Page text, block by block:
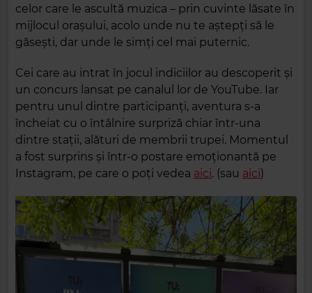
celor care le ascultă muzica – prin cuvinte lăsate în
mijlocul orașului, acolo unde nu te aștepți să le
găsești, dar unde le simți cel mai puternic.
Cei care au intrat în jocul indiciilor au descoperit și
un concurs lansat pe canalul lor de YouTube. Iar
pentru unul dintre participanți, aventura s-a
încheiat cu o întâlnire surpriză chiar într-una
dintre stații, alături de membrii trupei. Momentul
a fost surprins și într-o postare emoționantă pe
Instagram, pe care o poți vedea aici. (sau aici)